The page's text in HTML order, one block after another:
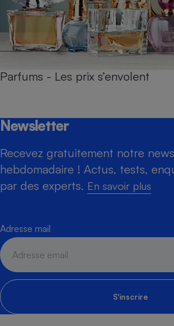
Parfums - Les prix s’envolent
Newsletter
Recevez gratuitement notre
hebdomadaire ! Actus, tests,
par des experts. En savoir plus
Adresse mail
S'inscrire